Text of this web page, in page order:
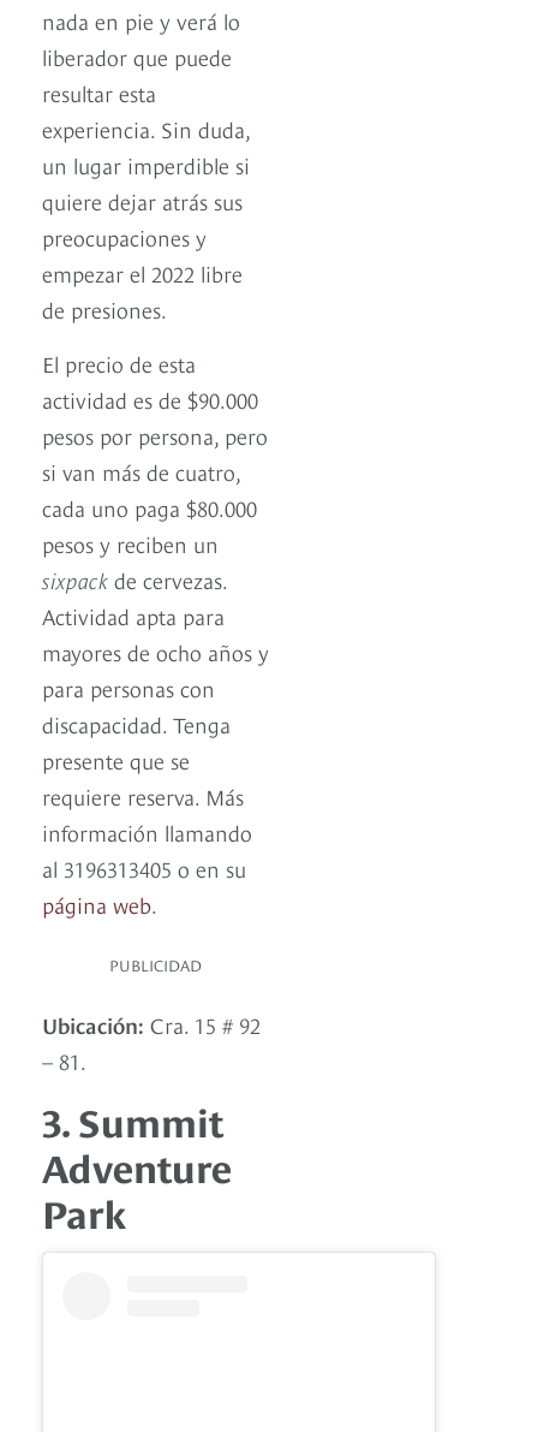
nada en pie y verá lo
liberador que puede
resultar esta
experiencia. Sin duda,
un lugar imperdible si
quiere dejar atrás sus
preocupaciones y
empezar el 2022 libre
de presiones.
El precio de esta
actividad es de $90.000
pesos por persona, pero
si van más de cuatro,
cada uno paga $80.000
pesos y reciben un
sixpack de cervezas.
Actividad apta para
mayores de ocho años y
para personas con
discapacidad. Tenga
presente que se
requiere reserva. Más
información llamando
al 3196313405 o en su
página web
PUBLICIDAD
Ubicación: Cra. 15 # 92
– 81.
3. Summit
Adventure
Park